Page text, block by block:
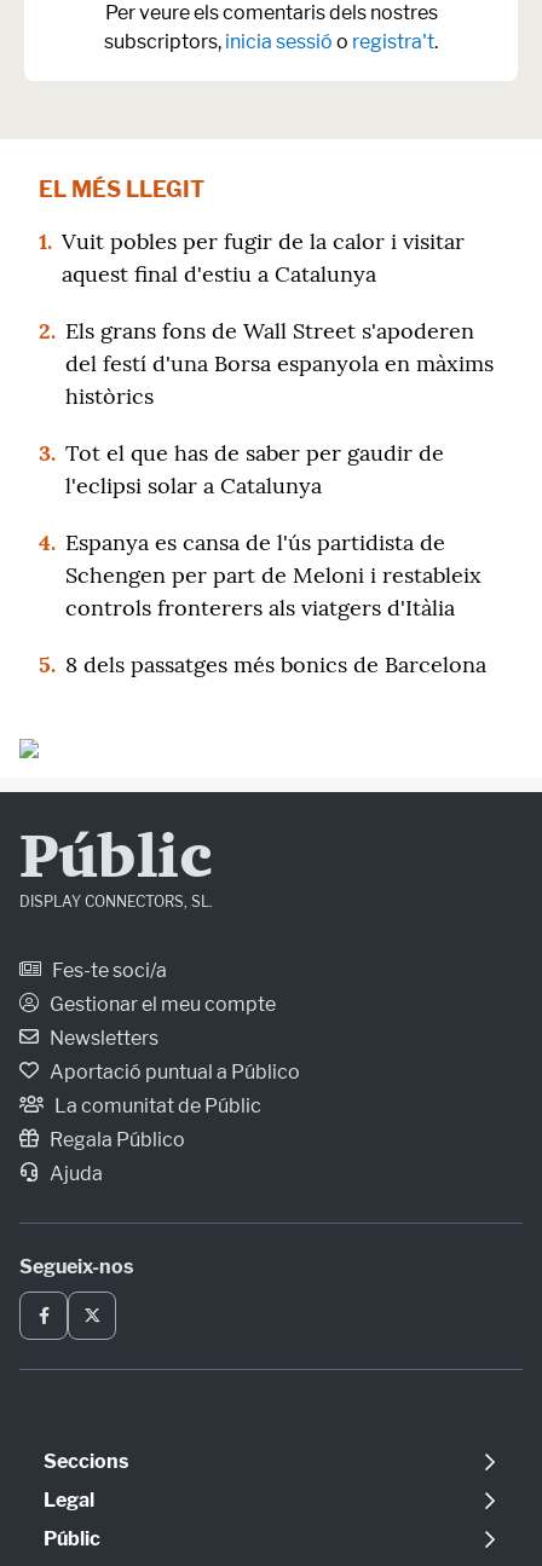
Per veure els comentaris dels nostres
subscriptors, inicia sessió o registra't.
EL MÉS LLEGIT
1. Vuit pobles per fugir de la calor i visitar
aquest final d'estiu a Catalunya
2. Els grans fons de Wall Street s'apoderen
del festí d'una Borsa espanyola en màxims
històrics
3. Tot el que has de saber per gaudir de
l'eclipsi solar a Catalunya
4. Espanya es cansa de l'ús partidista de
Schengen per part de Meloni i restableix
controls fronterers als viatgers d'Itàlia
5. 8 dels passatges més bonics de Barcelona
Públic
DISPLAY CONNECTORS, SL.
Fes-te soci/a
Gestionar el meu compte
Newsletters
Aportació puntual a Público
La comunitat de Públic
Regala Público
Ajuda
Segueix-nos
Seccions
Política
Opinió
Legal
Avís legal
Públic